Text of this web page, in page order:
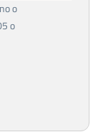
o
o